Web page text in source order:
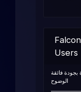
Users
قناة بجودة فائقة
الوضوح